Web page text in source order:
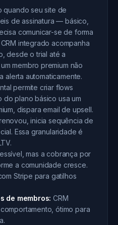
quando seu site de
de assinatura — básico,
comunicar-se de forma
integrado acompanha
desde o trial até a
membro premium não
alerta automaticamente.
permite criar flows
do plano básico usa um
dispara email de upsell.
inicia sequência de
Essa granularidade é
mas a cobrança por
a comunidade cresce.
Stripe para gatilhos
de membros: CRM
ótimo para